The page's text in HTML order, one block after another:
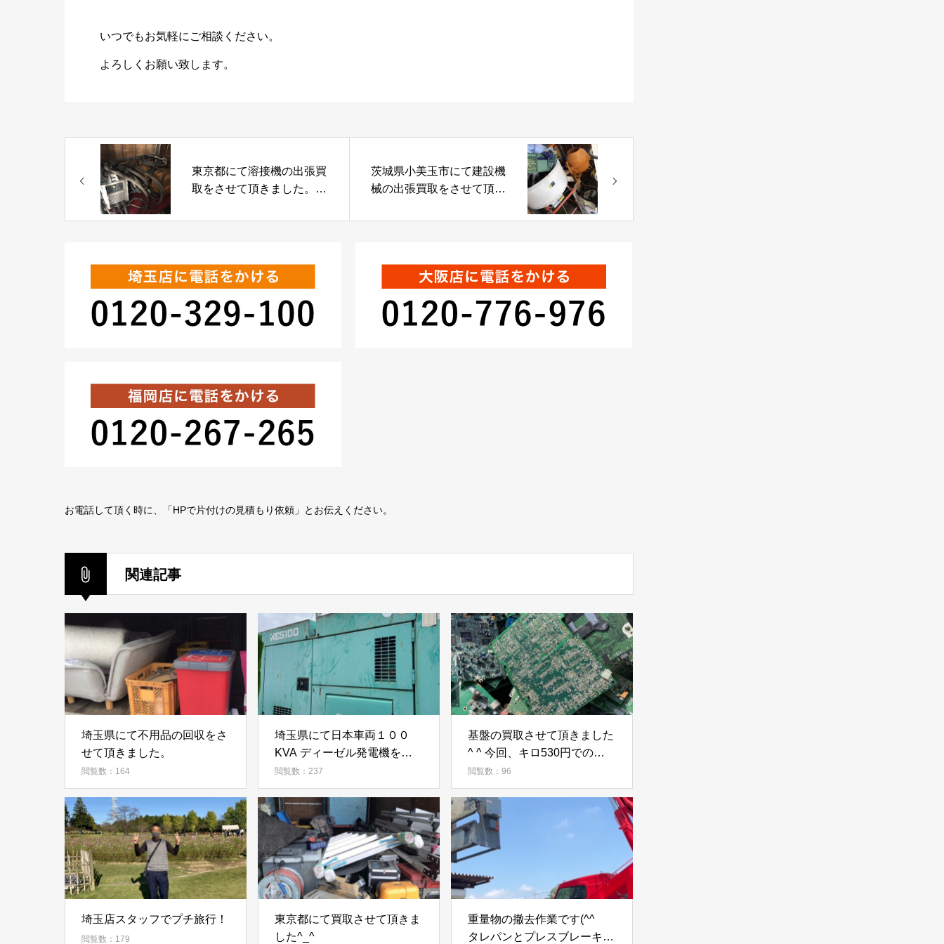
いつでもお気軽にご相談ください。
よろしくお願い致します。
東京都にて溶接機の出張買
取をさせて頂きました。
茨城県小美玉市にて建設機
械の出張買取をさせて頂き
お電話して頂く時に、「HPで片付けの見積もり依頼」とお伝えください。
関連記事
埼玉県にて不用品の回収をさ
せて頂きました。
閲覧数：164
埼玉県にて日本車両１００
KVA ディーゼル発電機を買
取しました。
閲覧数：237
基盤の買取させて頂きました
^ ^ 今回、キロ530円での買取
となります。
閲覧数：96
埼玉店スタッフでプチ旅行！
閲覧数：179
東京都にて買取させて頂きま
した^_^
重量物の撤去作業です(^^
タレパンとプレスブレーキの